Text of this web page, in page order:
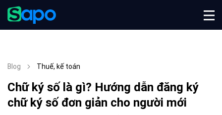
Blog Thuế, kế toán
Chữ ký số là gì? Hướng dẫn đăng ký
chữ ký số đơn giản cho người mới